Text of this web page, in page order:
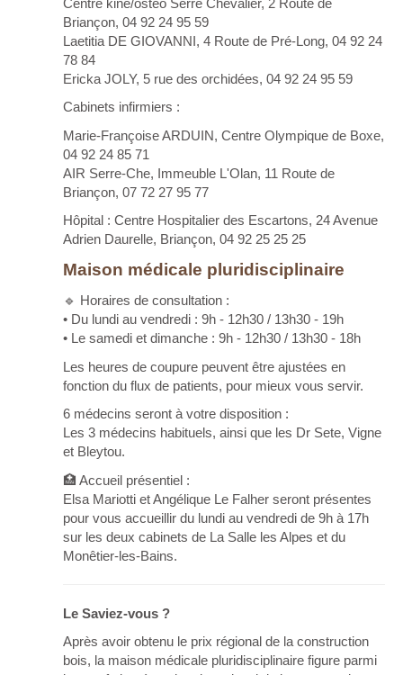
Briançon, 04 92 24 95 59
Laetitia DE GIOVANNI, 4 Route de Pré-Long, 04 92 24
78 84
Ericka JOLY, 5 rue des orchidées, 04 92 24 95 59
Cabinets infirmiers :
Marie-Françoise ARDUIN, Centre Olympique de Boxe,
04 92 24 85 71
AIR Serre-Che, Immeuble L'Olan, 11 Route de
Briançon, 07 72 27 95 77
Hôpital : Centre Hospitalier des Escartons, 24 Avenue
Adrien Daurelle, Briançon, 04 92 25 25 25
Maison médicale pluridisciplinaire
🔹 Horaires de consultation :
• Du lundi au vendredi : 9h - 12h30 / 13h30 - 19h
• Le samedi et dimanche : 9h - 12h30 / 13h30 - 18h
Les heures de coupure peuvent être ajustées en
fonction du flux de patients, pour mieux vous servir.
6 médecins seront à votre disposition :
Les 3 médecins habituels, ainsi que les Dr Sete, Vigne
et Bleytou.
🏥 Accueil présentiel :
Elsa Mariotti et Angélique Le Falher seront présentes
pour vous accueillir du lundi au vendredi de 9h à 17h
sur les deux cabinets de La Salle les Alpes et du
Monêtier-les-Bains.
Le Saviez-vous ?
Après avoir obtenu le prix régional de la construction
bois, la maison médicale pluridisciplinaire figure parmi